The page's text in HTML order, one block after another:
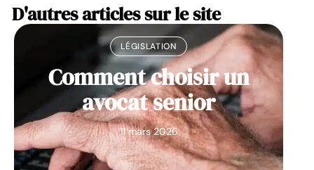
D'autres articles sur le site
LÉGISLATION
Comment choisir un
avocat senior
11 mars 2026